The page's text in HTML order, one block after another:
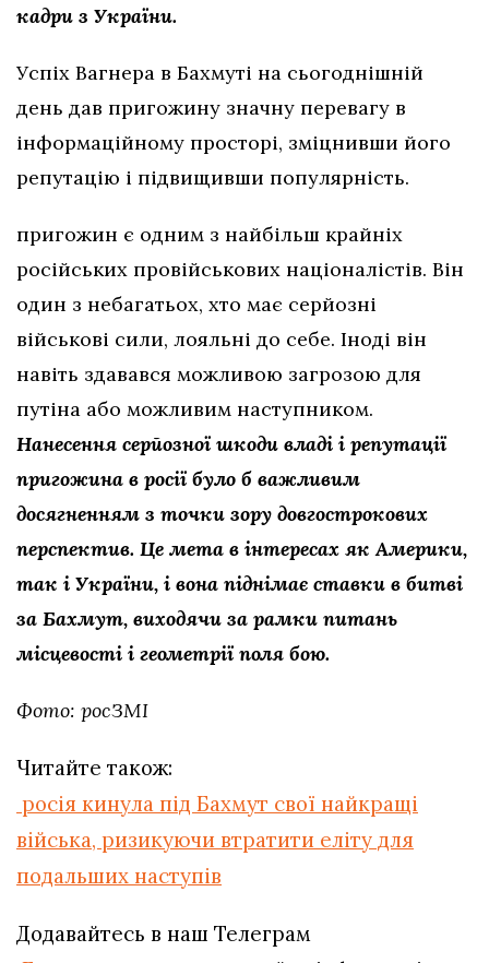
кадри з України.
Успіх Вагнера в Бахмуті на сьогоднішній
день дав пригожину значну перевагу в
інформаційному просторі, зміцнивши його
репутацію і підвищивши популярність.
пригожин є одним з найбільш крайніх
російських провійськових націоналістів. Він
один з небагатьох, хто має серйозні
військові сили, лояльні до себе. Іноді він
навіть здавався можливою загрозою для
путіна або можливим наступником.
Нанесення серйозної шкоди владі і репутації
пригожина в росії було б важливим
досягненням з точки зору довгострокових
перспектив. Це мета в інтересах як Америки,
так і України, і вона піднімає ставки в битві
за Бахмут, виходячи за рамки питань
місцевості і геометрії поля бою.
Фото: росЗМІ
Читайте також:
росія кинула під Бахмут свої найкращі
війська, ризикуючи втратити еліту для
подальших наступів
Додавайтесь в наш Телеграм